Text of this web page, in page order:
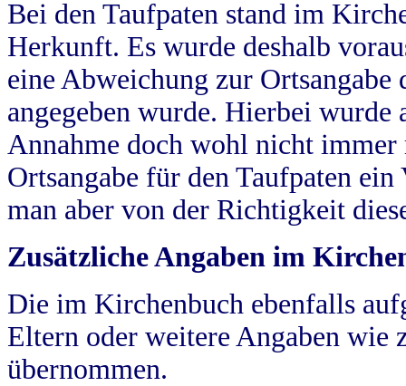
Bei den Taufpaten stand im
Herkunft. Es wurde deshalb
eine Abweichung zur
angegeben wurde. Hierbei wurde
Annahme doch wohl nicht
Ortsangabe für den Taufpaten
man aber von der Richtigkeit
Zusätzliche Angaben im
Die im Kirchenbuch ebenfalls
Eltern oder weitere Angaben wie
übernommen.